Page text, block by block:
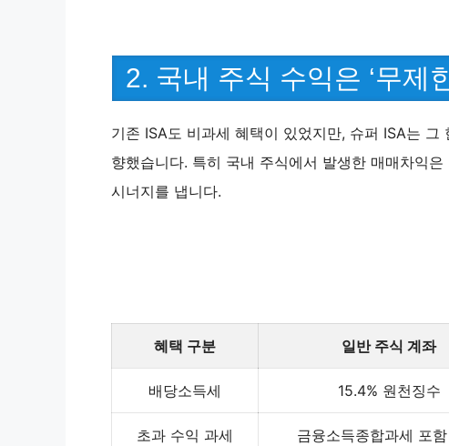
2. 국내 주식 수익은 ‘무제
기존 ISA도 비과세 혜택이 있었지만, 슈퍼 ISA는 그
향했습니다. 특히 국내 주식에서 발생한 매매차익
시너지를 냅니다.
혜택 구분 일반 주식 계좌
배당소득세 15.4% 원천징수
초과 수익 과세 금융소득종합과세 포